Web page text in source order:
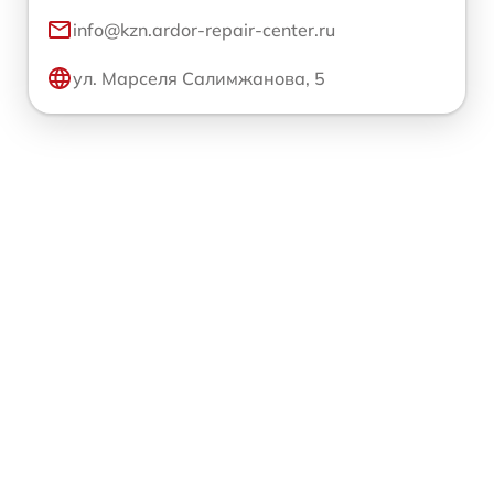
info@kzn.ardor-repair-center.ru
ул. Марселя Салимжанова, 5